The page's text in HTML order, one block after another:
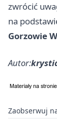
zwrócić
na
Gorzowie
Autor:
Zaobserwuj